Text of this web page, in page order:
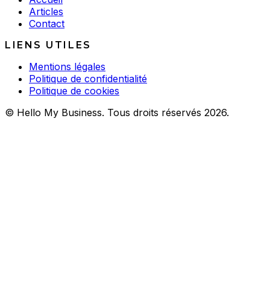
Articles
Contact
LIENS UTILES
Mentions légales
Politique de confidentialité
Politique de cookies
© Hello My Business. Tous droits réservés 2026.